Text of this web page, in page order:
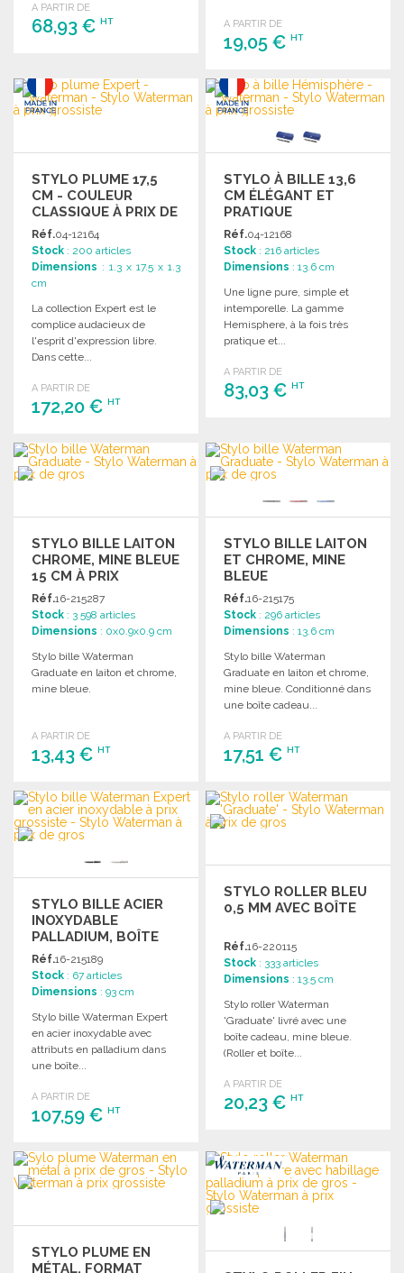
A PARTIR DE
68,93 € HT
Demander un devis
A PARTIR DE
19,05 €HT
COMMANDER
Demander un devis
STYLO PLUME 17,5
CM - COULEUR
CLASSIQUE À PRIX DE
GROS
Réf.04-12164
Stock : 200 articles
Dimensions : 1.3 x 17.5 x 1.3
cm
La collection Expert est le
complice audacieux de
l'esprit d'expression libre.
Dans cette...
A PARTIR DE
172,20 € HT
COMMANDER
Demander un devis
STYLO À BILLE 13,6
CM ÉLÉGANT ET
PRATIQUE
Réf.04-12168
Stock : 216 articles
Dimensions : 13.6 cm
Une ligne pure, simple et
intemporelle. La gamme
Hemisphere, à la fois très
pratique et...
A PARTIR DE
83,03 €HT
Demander un devis
STYLO BILLE LAITON
CHROME, MINE BLEUE
15 CM À PRIX
GROSSISTE
Réf.16-215287
Stock : 3 598 articles
Dimensions : 0x0.9x0.9 cm
Stylo bille Waterman
Graduate en laiton et chrome,
mine bleue.
A PARTIR DE
13,43 € HT
COMMANDER
Demander un devis
STYLO BILLE LAITON
ET CHROME, MINE
BLEUE
Réf.16-215175
Stock : 296 articles
Dimensions : 13.6 cm
Stylo bille Waterman
Graduate en laiton et chrome,
mine bleue. Conditionné dans
une boîte cadeau...
A PARTIR DE
17,51 €HT
COMMANDER
Demander un devis
STYLO BILLE ACIER
INOXYDABLE
PALLADIUM, BOÎTE
CADEAU
Réf.16-215189
Stock : 67 articles
Dimensions : 93 cm
Stylo bille Waterman Expert
en acier inoxydable avec
attributs en palladium dans
une boîte...
A PARTIR DE
107,59 € HT
COMMANDER
Demander un devis
STYLO ROLLER BLEU
0,5 MM AVEC BOÎTE
Réf.16-220115
Stock : 333 articles
Dimensions : 13.5 cm
Stylo roller Waterman
'Graduate' livré avec une
boîte cadeau, mine bleue.
(Roller et boîte...
A PARTIR DE
20,23 €HT
Demander un devis
STYLO PLUME EN
MÉTAL, FORMAT